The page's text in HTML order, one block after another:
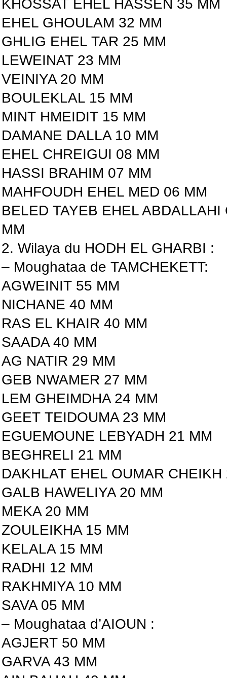
KHOSSAT EHEL HASSEN 35 MM
EHEL GHOULAM 32 MM
GHLIG EHEL TAR 25 MM
LEWEINAT 23 MM
VEINIYA 20 MM
BOULEKLAL 15 MM
MINT HMEIDIT 15 MM
DAMANE DALLA 10 MM
EHEL CHREIGUI 08 MM
HASSI BRAHIM 07 MM
MAHFOUDH EHEL MED 06 MM
BELED TAYEB EHEL
MM
2. Wilaya du HODH EL GHARBI :
– Moughataa de TAMCHEKETT:
AGWEINIT 55 MM
NICHANE 40 MM
RAS EL KHAIR 40 MM
SAADA 40 MM
AG NATIR 29 MM
GEB NWAMER 27 MM
LEM GHEIMDHA 24 MM
GEET TEIDOUMA 23 MM
EGUEMOUNE LEBYADH 21 MM
BEGHRELI 21 MM
DAKHLAT EHEL OUMAR CHEIKH
GALB HAWELIYA 20 MM
MEKA 20 MM
ZOULEIKHA 15 MM
KELALA 15 MM
RADHI 12 MM
RAKHMIYA 10 MM
SAVA 05 MM
– Moughataa d’AIOUN :
AGJERT 50 MM
GARVA 43 MM